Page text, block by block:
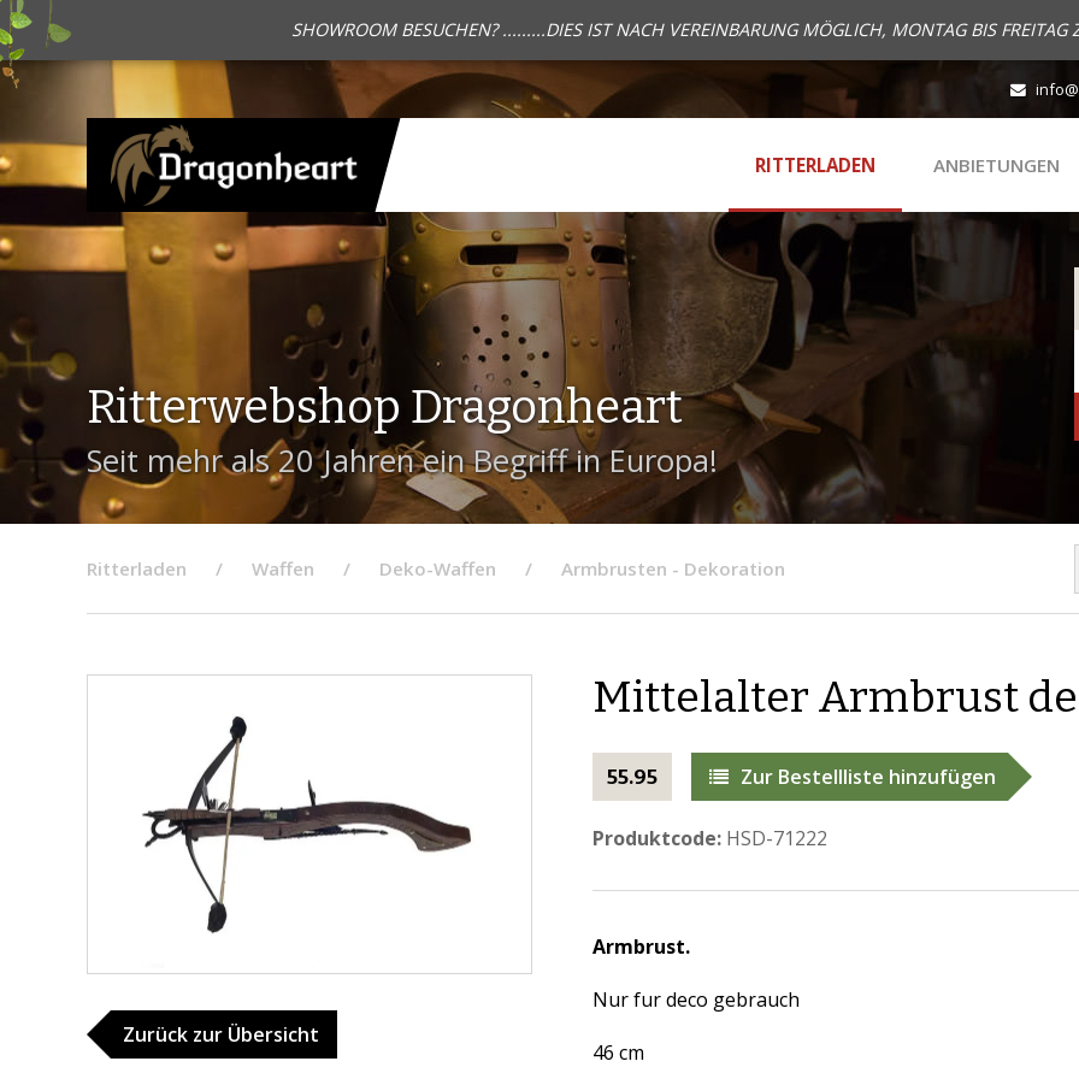
SHOWROOM BESUCHEN? .........DIES IST NACH VEREINBARUNG MÖGLICH, MONTAG BIS
RITTERLADEN ANBIETUNGEN
Ritterwebshop Dragonheart
Seit mehr als 20 Jahren ein Begriff in Europa!
Ritterladen Waffen Deko-Waffen Armbrusten - Dekoration
Zurück zur Übersicht
Mittelalter Armbrust
55.95 Zur Bestellliste hinzufügen
Produktcode:HSD-71222
Armbrust.
Nur fur deco gebrauch
46 cm